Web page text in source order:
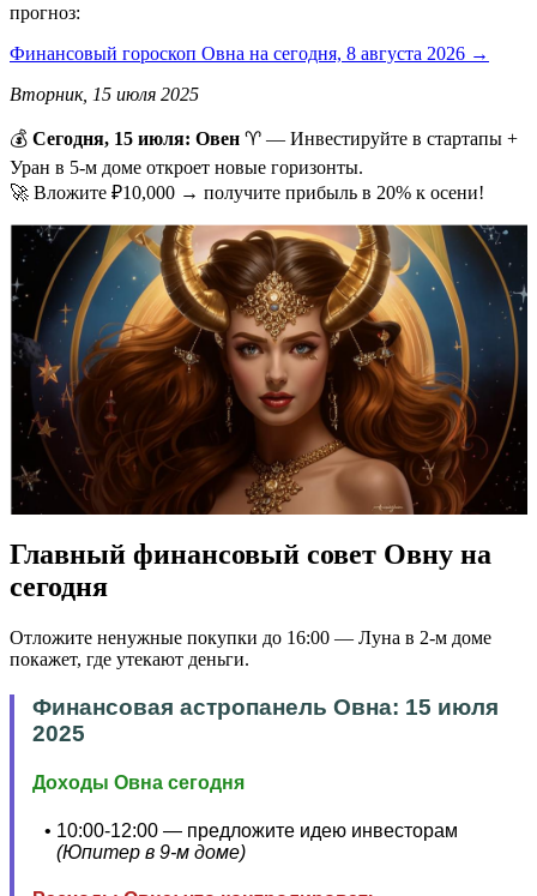
прогноз:
Финансовый гороскоп Овна на сегодня, 8 августа 2026 →
Вторник, 15 июля 2025
💰 Сегодня, 15 июля: Овен ♈ — Инвестируйте в стартапы +
Уран в 5-м доме откроет новые горизонты.
🚀 Вложите ₽10,000 → получите прибыль в 20% к осени!
Главный финансовый совет Овну на
сегодня
Отложите ненужные покупки до 16:00 — Луна в 2-м доме
покажет, где утекают деньги.
Финансовая астропанель Овна: 15 июля
2025
Доходы Овна сегодня
10:00-12:00 — предложите идею инвесторам
(Юпитер в 9-м доме)